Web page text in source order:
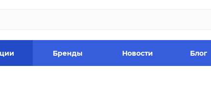
Бренды Новости Блог